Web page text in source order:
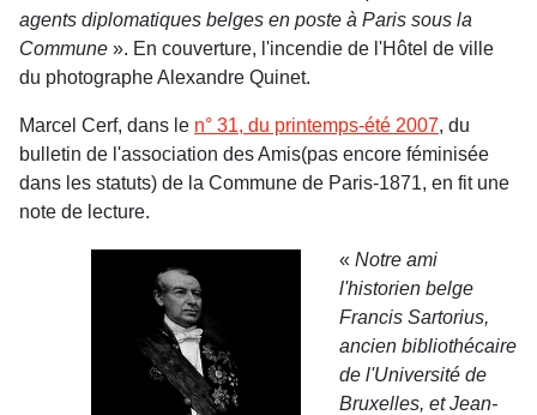
agents diplomatiques belges en poste à Paris sous la
Commune ». En couverture, l'incendie de l'Hôtel de ville
du photographe Alexandre Quinet.
Marcel Cerf, dans le n° 31, du printemps-été 2007, du
bulletin de l'association des Amis(pas encore féminisée
dans les statuts) de la Commune de Paris-1871, en fit une
note de lecture.
« Notre ami
l'historien belge
Francis Sartorius,
ancien bibliothécaire
de l'Université de
Bruxelles, et Jean-